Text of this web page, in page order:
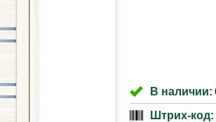
В наличии:
Штрих-код: